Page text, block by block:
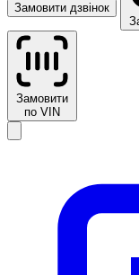
Замовити дзвінок
Замовити
по VIN